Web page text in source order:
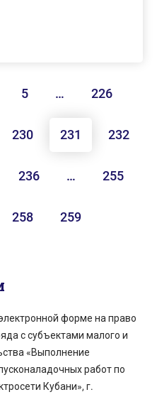
5 … 226
230 231 232
236 … 255
258 259
форме на право
с субъектами малого и
«Выполнение
работ по
Кубани», г.